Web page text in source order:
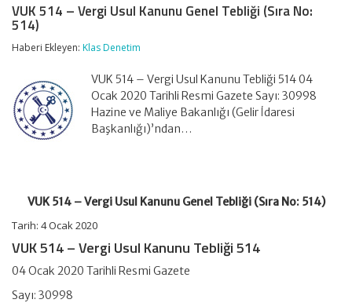
–
Usul
Kanunu
Tebliği
(Sıra
No:
514)
VUK 514 – Vergi Usul Kanunu Genel Tebliği (Sıra No:
514)
Haberi Ekleyen: Klas Denetim
VUK 514 – Vergi Usul Kanunu Tebliği 514 04
Ocak 2020 Tarihli Resmi Gazete Sayı: 30998
Hazine ve Maliye Bakanlığı (Gelir İdaresi
Başkanlığı)’ndan…
VUK 514 – Vergi Usul Kanunu Genel Tebliği (Sıra No: 514)
Tarih: 4 Ocak 2020
VUK 514 – Vergi Usul Kanunu Tebliği 514
04 Ocak 2020 Tarihli Resmi Gazete
Sayı: 30998